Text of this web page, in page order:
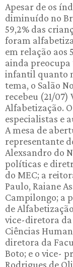
Apesar de os
diminuído no
59,2% das
foram
em relação aos
ainda preocupa
infantil quanto
tema, o Salão
recebeu (21/07)
Alfabetização.
especialistas e
A mesa de
representante
Alexsandro do
políticas e
do MEC; a
Paulo, Raiane
Campilongo; a
de
vice-diretora da
Ciências
diretora da
Boto; e o vice-
Rodrigues de